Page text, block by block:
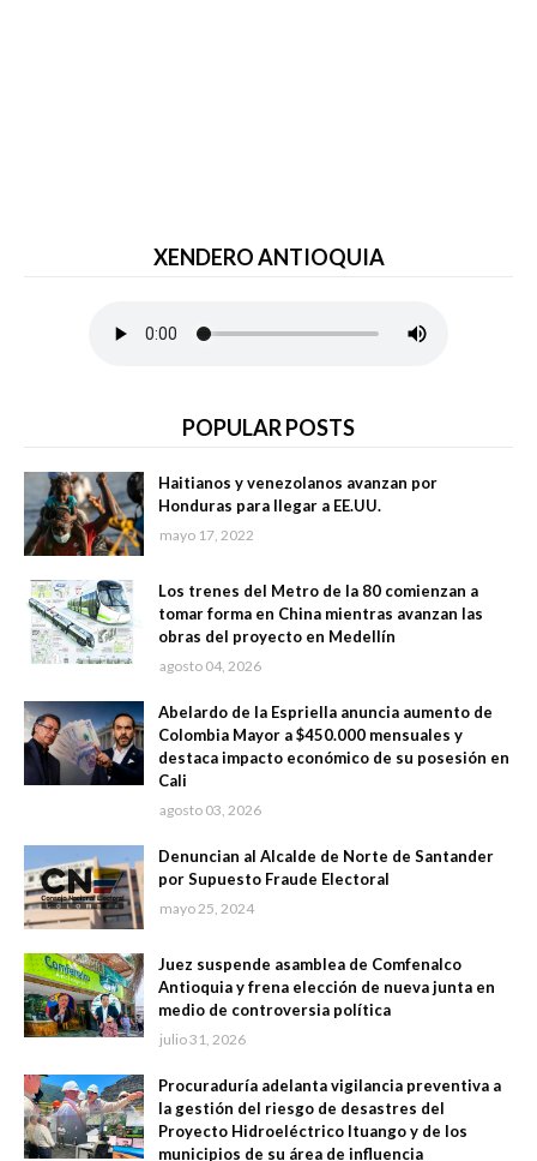
XENDERO ANTIOQUIA
POPULAR POSTS
Haitianos y venezolanos avanzan por
Honduras para llegar a EE.UU.
mayo 17, 2022
Los trenes del Metro de la 80 comienzan a
tomar forma en China mientras avanzan las
obras del proyecto en Medellín
agosto 04, 2026
Abelardo de la Espriella anuncia aumento de
Colombia Mayor a $450.000 mensuales y
destaca impacto económico de su posesión en
Cali
agosto 03, 2026
Denuncian al Alcalde de Norte de Santander
por Supuesto Fraude Electoral
mayo 25, 2024
Juez suspende asamblea de Comfenalco
Antioquia y frena elección de nueva junta en
medio de controversia política
julio 31, 2026
Procuraduría adelanta vigilancia preventiva a
la gestión del riesgo de desastres del
Proyecto Hidroeléctrico Ituango y de los
municipios de su área de influencia